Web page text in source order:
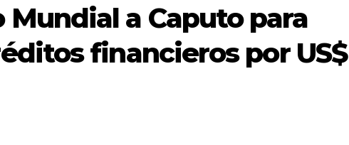
Mundial a Caputo para
financieros por US$